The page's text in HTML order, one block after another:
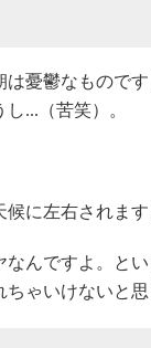
憂鬱なもので
...（苦笑）。
に左右されます
んですよ。と
ゃいけないと思